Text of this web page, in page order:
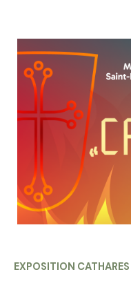
EXPOSITION CATHARES